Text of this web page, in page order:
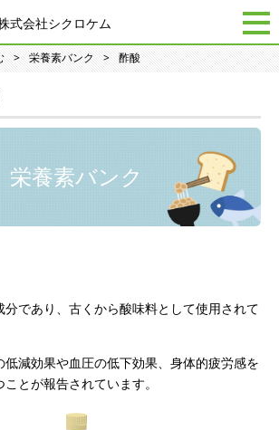
式会社シクロケム
栄養素バンク 酢酸
栄養素バンク
分であり、古くから酸味料として使用されて
低減効果や血圧の低下効果、身体的疲労感を
とが報告されています。